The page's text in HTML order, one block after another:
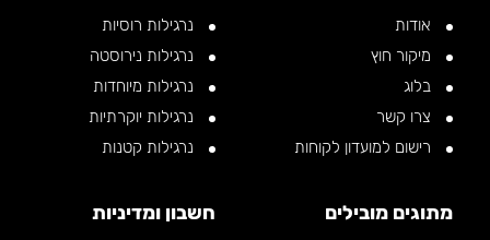
אודות
מיקור חוץ
בלוג
צרו קשר
רישום למועדון לקוחות
נרגילות רוסיות
נרגילות נירוסטה
נרגילות מיוחדות
נרגילות יוקרתיות
נרגילות קטנות
מתוגים מובילים חשבון ומדיניות